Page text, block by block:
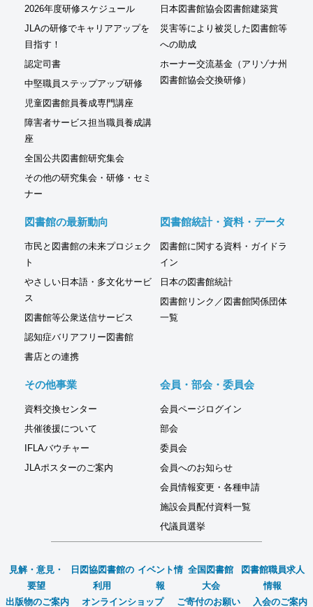
2026年度研修スケジュール
JLAの研修でキャリアアップを
目指す！
認定司書
中堅職員ステップアップ研修
児童図書館員養成専門講座
障害者サービス担当職員養成講
座
全国公共図書館研究集会
その他の研究集会・研修・セミ
ナー
日本図書館協会図書館建築賞
災害等により被災した図書館等
への助成
ホーナー交流基金（アリゾナ州
図書館協会交換研修）
図書館の最新動向
市民と図書館の未来プロジェク
ト
やさしい日本語・多文化サービ
ス
図書館等公衆送信サービス
認知症バリアフリー図書館
書店との連携
図書館統計・資料・データ
図書館に関する資料・ガイドラ
イン
日本の図書館統計
図書館リンク／図書館関係団体
一覧
その他事業
資料交換センター
共催後援について
IFLAバウチャー
JLAポスターのご案内
会員・部会・委員会
会員ページログイン
部会
委員会
会員へのお知らせ
会員情報変更・各種申請
施設会員配付資料一覧
代議員選挙
見解・意見・
要望
日図協図書館の
利用
イベント情
報
全国図書館
大会
図書館職員求人
情報
出版物のご案内
オンラインショップ ご寄付のお願い 入会のご案内